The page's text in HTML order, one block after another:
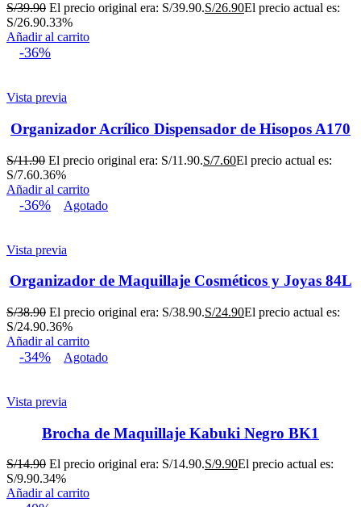
S/39.90 El precio original era: S/39.90.S/26.90El precio actual es:
S/26.90.33%
Añadir al carrito
-36%
Vista previa
Organizador Acrílico Dispensador de Hisopos A170
S/11.90 El precio original era: S/11.90.S/7.60El precio actual es:
S/7.60.36%
Añadir al carrito
-36% Agotado
Vista previa
Organizador de Maquillaje Cosméticos y Joyas 84L
S/38.90 El precio original era: S/38.90.S/24.90El precio actual es:
S/24.90.36%
Añadir al carrito
-34% Agotado
Vista previa
Brocha de Maquillaje Kabuki Negro BK1
S/14.90 El precio original era: S/14.90.S/9.90El precio actual es:
S/9.90.34%
Añadir al carrito